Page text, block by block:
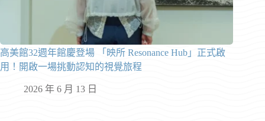
高美館32週年館慶登場 「映所 Resonance Hub」正式啟
用！開啟一場挑動認知的視覺旅程
2026 年 6 月 13 日